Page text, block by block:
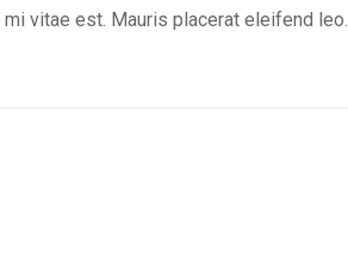
vitae est. Mauris placerat eleifend leo.